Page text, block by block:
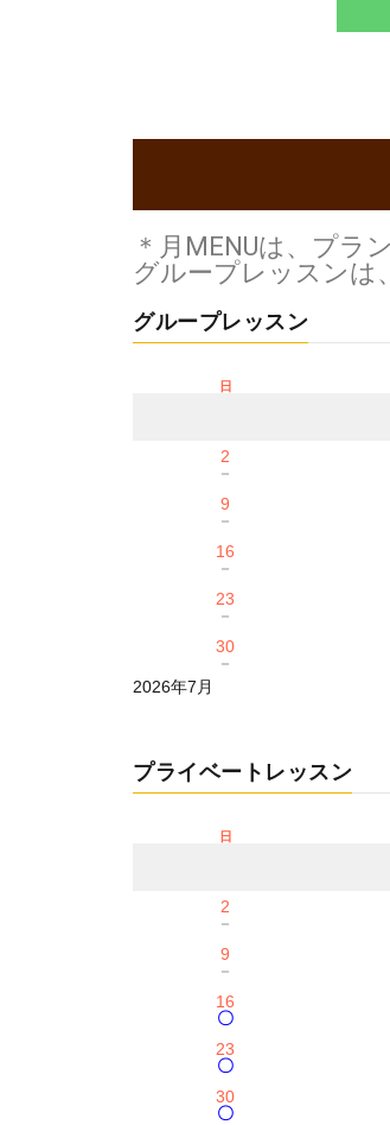
＊月MENUは、プ
グループレッスンは
グループレッスン
日
2
－
9
－
16
－
23
－
30
－
2026年7月
プライベートレッスン
日
2
－
9
－
16
〇
23
〇
30
〇